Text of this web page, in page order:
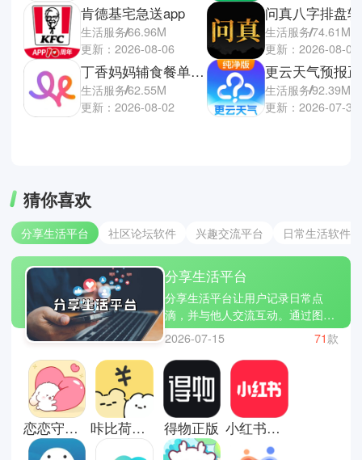
肯德基宅急送app
生活服务66.96M
更新：2026-08-06
丁香妈妈辅食餐单电子版
生活服务62.55M
更新：2026-08-02
问真八字排盘
生活服务74.61M
更新：2026-08-01
更云天气预报
生活服务92.39M
更新：2026-07-31
猜你喜欢
分享生活平台 社区论坛软件 兴趣交流平台 日常生活软件
分享生活平台
分享生活平台让用户记录日常点
滴，并与他人交流互动。通过图文
或短视频的形式，可以展示兴趣、
表达想法，找到志同道合的人。平
台内容丰富多样，也能带来灵感与
新鲜体验。在快节奏的生活中，它
提供了一种轻松表达自我的方式，
让交流变得更加多元。这里有些分
享生活平台推荐下载；微博，微信
和小红书。
2026-07-15 71款
恋恋守护app 咔比荷包记账 得物正版 小红书手机版